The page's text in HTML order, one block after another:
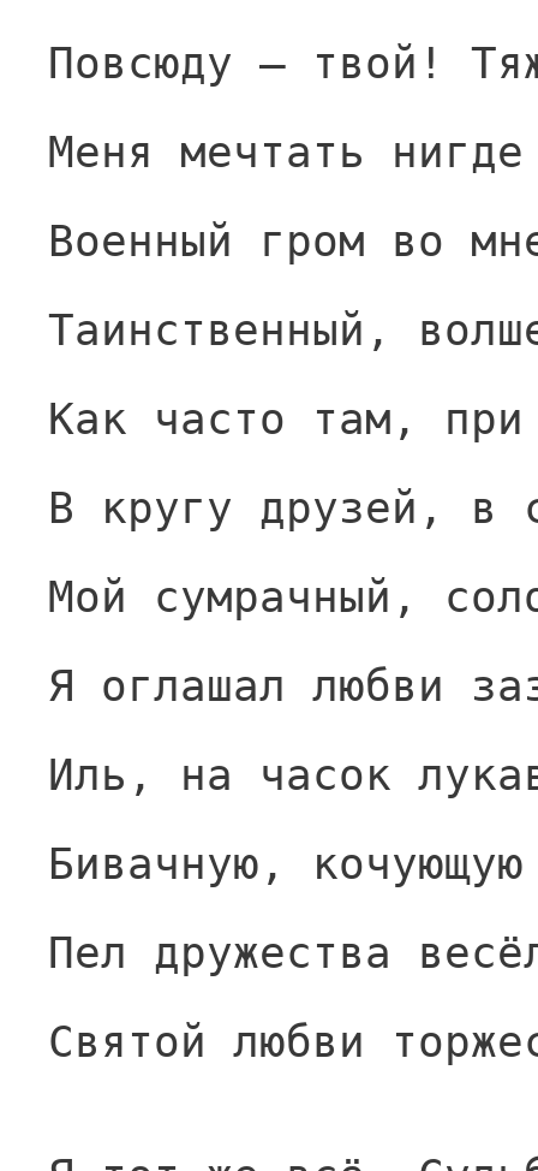
Повсюду — твой!
Меня мечтать
Военный гром во
Таинственный,
Как часто там,
В кругу друзей, в
Мой сумрачный,
Я оглашал любви
Иль, на часок
Бивачную,
Пел дружества
Святой любви